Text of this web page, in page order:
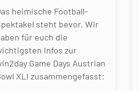
heimische Football-
steht bevor. Wir
für euch die
Infos zur
Game Days Austrian
XLI zusammengefasst: